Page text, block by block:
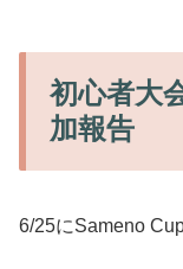
初心者大
加報告
6/25にSameno